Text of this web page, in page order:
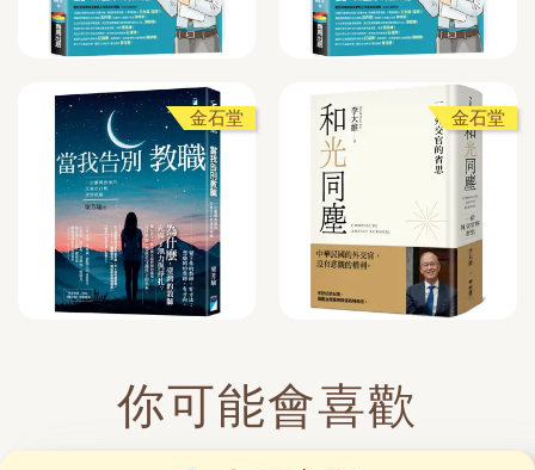
金石堂 金石堂
你可能會喜歡